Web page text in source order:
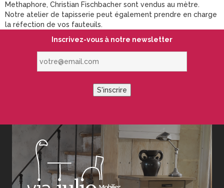
Methaphore, Christian Fischbacher sont vendus au mètre.
Notre atelier de tapisserie peut également prendre en charge
la réfection de vos fauteuils.
Inscrivez-vous à notre newsletter
S'inscrire